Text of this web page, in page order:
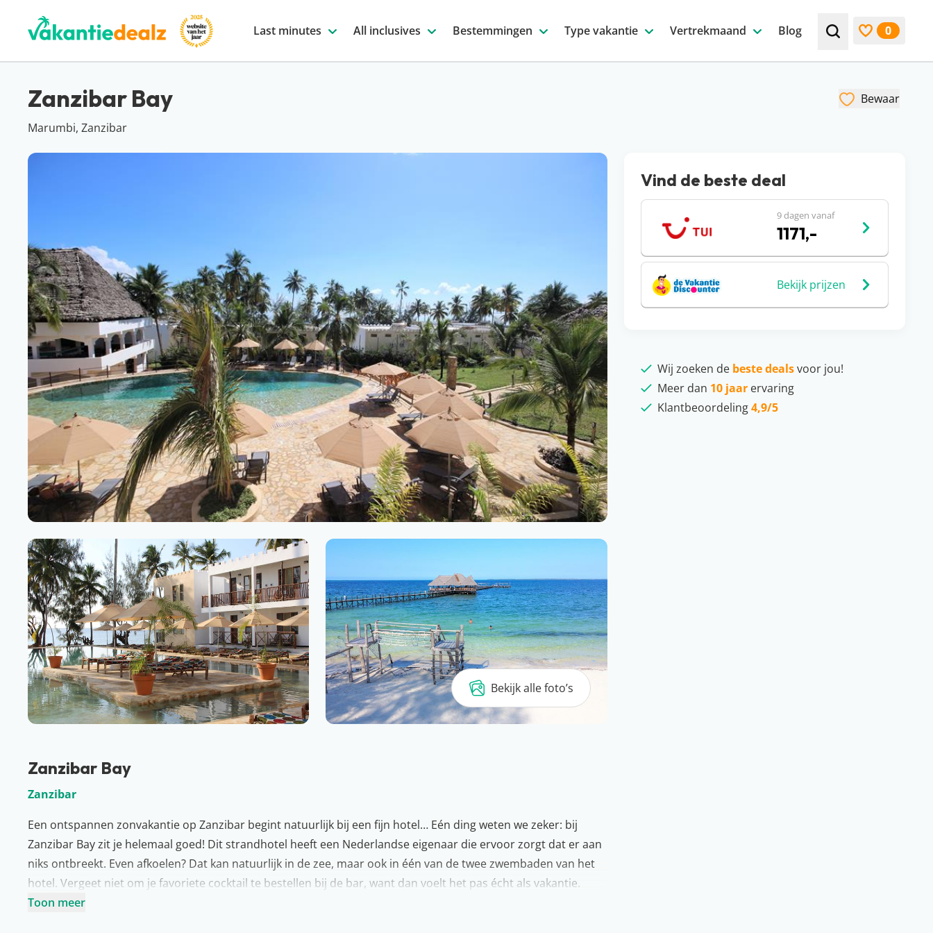
Last minutes All inclusives Bestemmingen Type vakantie Vertrekmaand Blog Zoek bijv. een
0
Zanzibar Bay
Marumbi, Zanzibar
Bewaar
Bekijk alle foto’s
Zanzibar Bay
Zanzibar
Een ontspannen zonvakantie op Zanzibar begint natuurlijk bij een fijn hotel… Eén ding weten we zeker: bij
Zanzibar Bay zit je helemaal goed! Dit strandhotel heeft een Nederlandse eigenaar die ervoor zorgt dat er aan
niks ontbreekt. Even afkoelen? Dat kan natuurlijk in de zee, maar ook in één van de twee zwembaden van het
hotel. Vergeet niet om je favoriete cocktail te bestellen bij de bar, want dan voelt het pas écht als vakantie.
Graag ook actief zijn tijdens je verblijf? Zanzibar Bay heeft o.a. een fitness en je kunt vanuit het hotel ook
Toon meer
Vind de beste deal
9 dagen vanaf
1171,-
Bekijk prijzen
Wij zoeken de beste dealsvoor jou!
Meer dan 10 jaarervaring
Klantbeoordeling4,9/5